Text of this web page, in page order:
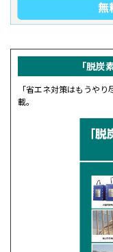
「脱炭
「省エネ対策はもうや
載。